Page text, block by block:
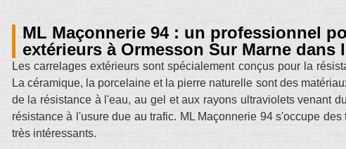
ML Maçonnerie 94 : un professionnel
extérieurs à Ormesson Sur Marne dans
Les carrelages extérieurs sont spécialement conçus pour la
La céramique, la porcelaine et la pierre naturelle sont des
de la résistance à l'eau, au gel et aux rayons ultraviolets venant
résistance à l'usure due au trafic. ML Maçonnerie 94 s'occupe
très intéressants.